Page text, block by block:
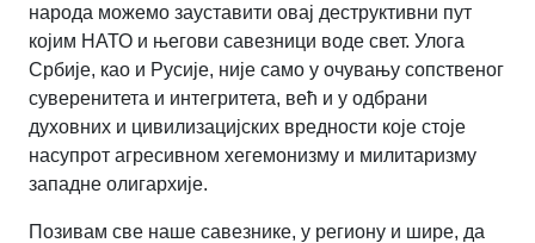
народа можемо зауставити овај деструктивни пут
којим НАТО и његови савезници воде свет. Улога
Србије, као и Русије, није само у очувању сопственог
суверенитета и интегритета, већ и у одбрани
духовних и цивилизацијских вредности које стоје
насупрот агресивном хегемонизму и милитаризму
западне олигархије.
Позивам све наше савезнике, у региону и шире, да